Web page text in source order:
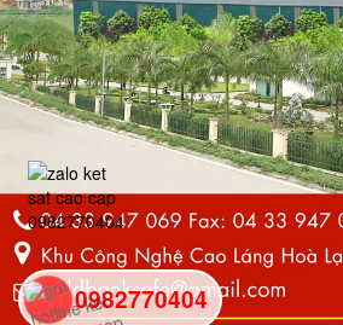
0982770404